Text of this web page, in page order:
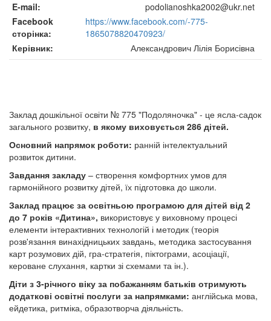
E-mail
podolianoshka2002@ukr.net
Facebook
сторінка
https://www.facebook.com/-775-
1865078820470923/
Керівник
Александрович Лілія Борисівна
Заклад дошкільної освіти № 775 "Подоляночка" - це ясла-садок
загального розвитку, в якому виховується 286 дітей.
Основний напрямок роботи: ранній інтелектуальний
розвиток дитини.
Завдання закладу – створення комфортних умов для
гармонійного розвитку дітей, їх підготовка до школи.
Заклад працює за освітньою програмою для дітей від 2
до 7 років «Дитина», використовує у виховному процесі
елементи інтерактивних технологій і методик (теорія
розв'язання винахідницьких завдань, методика застосування
карт розумових дій, гра-стратегія, піктограми, асоціації,
кероване слухання, картки зі схемами та ін.).
Діти з 3-річного віку за побажанням батьків отримують
додаткові освітні послуги за напрямками: англійська мова,
ейдетика, ритміка, образотворча діяльність.